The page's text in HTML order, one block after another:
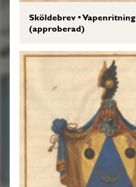
Sköldebrev•Vapenritning
(approberad)